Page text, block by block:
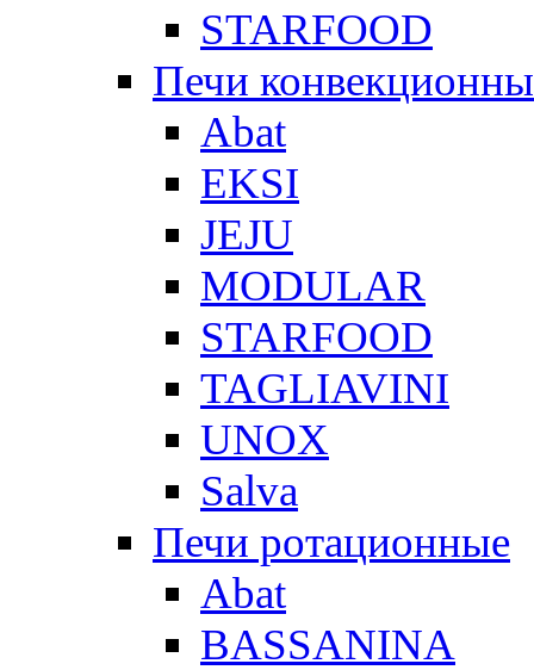
STARFOOD
Печи
Abat
EKSI
JEJU
MODULAR
STARFOOD
TAGLIAVINI
UNOX
Salva
Печи ротационные
Abat
BASSANINA